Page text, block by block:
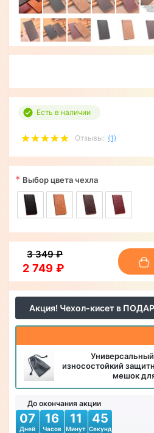
Есть в наличии
Отзывы: (1)
Акция! Чехол-кисет в
износостойкий
мешок
До окончания акции
07
Дней
16
Часов
11
Минут
43
Секунд
* Выбор цвета чехла
2 749 ₽
3 349 ₽